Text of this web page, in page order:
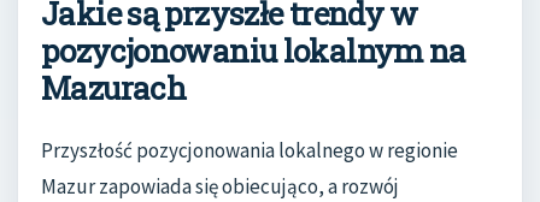
Jakie są przyszłe trendy w
pozycjonowaniu lokalnym na
Mazurach
Przyszłość pozycjonowania lokalnego w regionie
Mazur zapowiada się obiecująco, a rozwój